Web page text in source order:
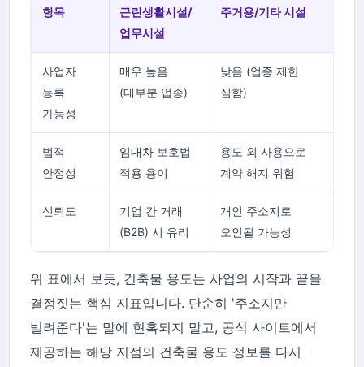
항목
근린생활시설/
업무시설
주거용/기타 시설
사업자
등록
가능성
매우 높음
(대부분 업종)
낮음 (업종 제한
심함)
법적
안정성
임대차 보호법
적용 용이
용도 외 사용으로
계약 해지 위험
신뢰도
기업 간 거래
(B2B) 시 유리
개인 주소지로
오인될 가능성
위 표에서 보듯, 건축물 용도는 사업의 시작과 끝을
결정짓는 핵심 지표입니다. 단순히 '주소지만
빌려준다'는 말에 현혹되지 말고, 공식 사이트에서
제공하는 해당 지점의 건축물 용도 정보를 다시